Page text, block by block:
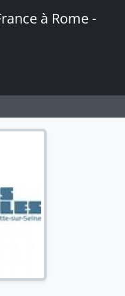
à Rome -